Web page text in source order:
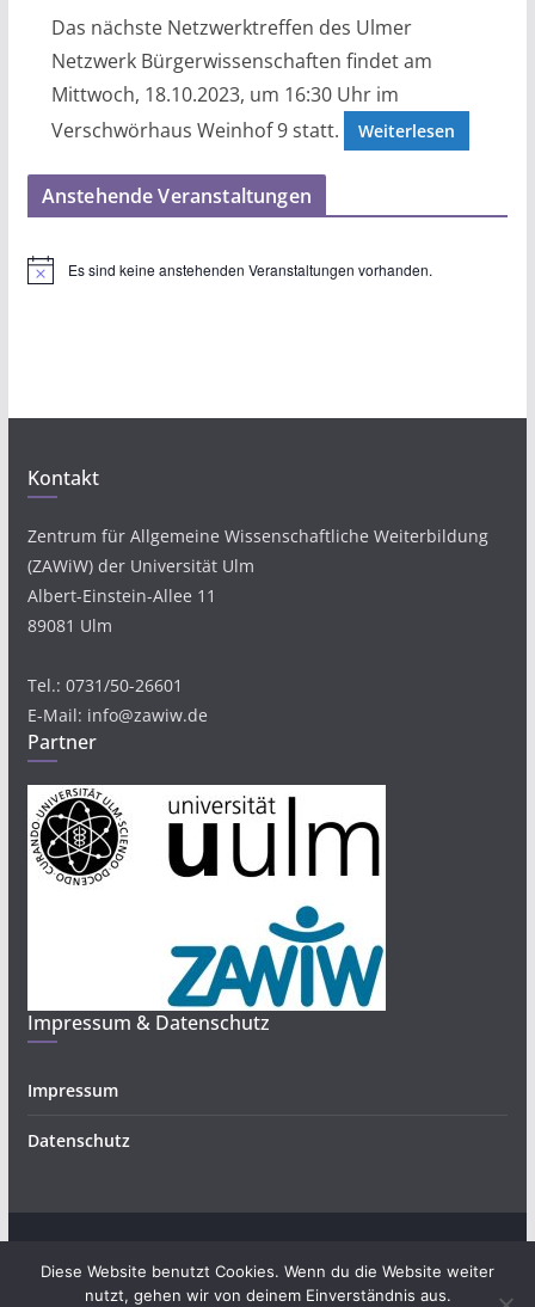
Das nächste Netzwerktreffen des Ulmer
Netzwerk Bürgerwissenschaften findet am
Mittwoch, 18.10.2023, um 16:30 Uhr im
Verschwörhaus Weinhof 9 statt.
Weiterlesen
Anstehende Veranstaltungen
H
Es sind keine anstehenden Veranstaltungen vorhanden.
Kontakt
Zentrum für Allgemeine Wissenschaftliche Weiterbildung
(ZAWiW) der Universität Ulm
Albert-Einstein-Allee 11
89081 Ulm
Tel.: 0731/50-26601
E-Mail: info@zawiw.de
Partner
Impressum & Datenschutz
Impressum
Datenschutz
Alle Rechte vorbehalten.
Diese Website benutzt Cookies. Wenn du die Website weiter
nutzt, gehen wir von deinem Einverständnis aus.